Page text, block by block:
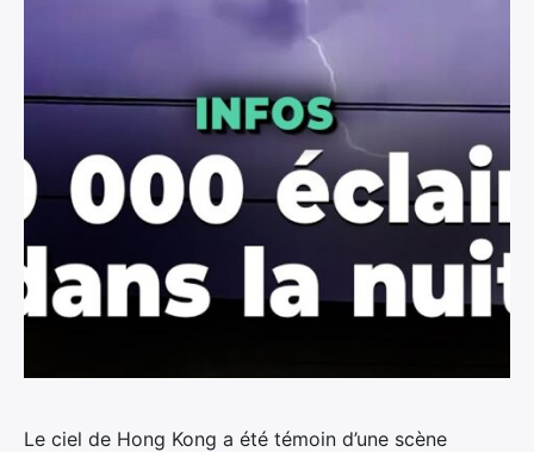
Le ciel de Hong Kong a été témoin d’une scène